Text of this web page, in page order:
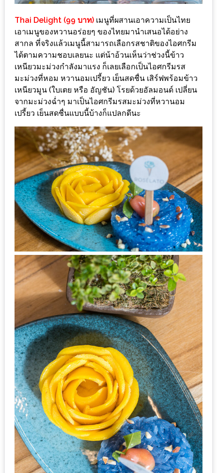
มากมาย
MAPS
MY
ACCOUNT
NEW
FACEBOOK
TIMELINE
POLICY
OKTOBERFEST
ครั้ง
ที่
2
เทศกาล
เบียร์
ที่
ใหญ่
ที่สุด
ใน
โลก
กับ
โรง
แรม
ฮอ
ลิ
เดย์
อินน์
เชียงใหม่
PANDA
TIME
:
ทำไม
Thai Delight (99 บาท) เมนูที่ผสานเอาความเป็นไทย
เอาเมนูของหวานอร่อยๆ ของไทยมานำเสนอได้อย่าง
สากล ที่จริงแล้วเมนูนี้สามารถเลือกรสชาติของไอศกรีม
ได้ตามความชอบเลยนะ แต่น้าอ้วนเห็นว่าช่วงนี้ข้าว
เหนียวมะม่วงกำลังมาแรง ก็เลยเลือกเป็นไอศกรีมรส
มะม่วงที่หอม หวานอมเปรี้ยว เย็นสดชื่น เสิร์ฟพร้อมข้าว
เหนียวมูน (ใบเตย หรือ อัญชัน) โรยด้วยอัลมอนด์ เปลี่ยน
จากมะม่วงฉ่ำๆ มาเป็นไอศกรีมรสมะม่วงที่หวานอม
เปรี้ยว เย็นสดชื่นแบบนี้บ้างก็แปลกดีนะ